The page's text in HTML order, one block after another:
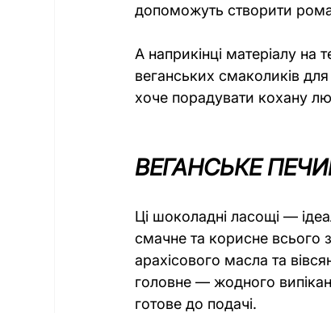
допоможуть створити
А наприкінці матеріалу
веганських смаколиків
хоче порадувати кохану
ВЕГАНСЬКЕ
Ці шоколадні ласощі —
смачне та корисне всього
арахісового масла та
головне — жодного
готове до подачі.